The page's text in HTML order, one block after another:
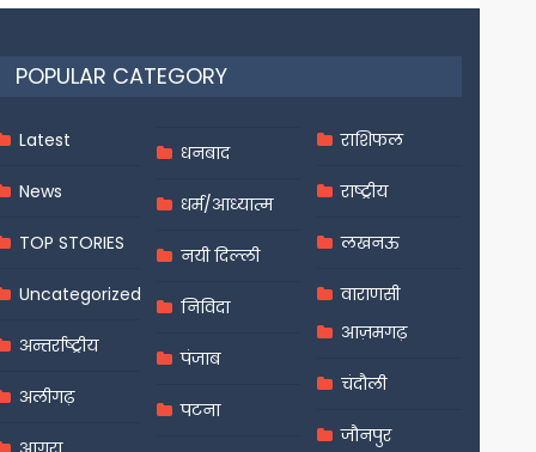
POPULAR CATEGORY
Latest
News
TOP STORIES
Uncategorized
अन्तर्राष्ट्रीय
अलीगढ़
धनबाद
धर्म/आध्यात्म
नयी दिल्ली
निविदा
पंजाब
पटना
राशिफल
राष्ट्रीय
लखनऊ
वाराणसी
आज़मगढ़
चंदौली
जौनपुर